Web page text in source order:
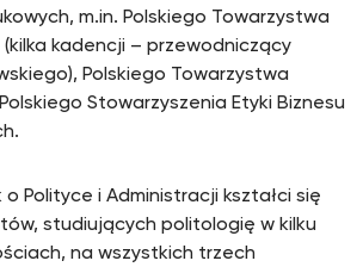
m.in. Polskiego Towarzystwa
(kilka kadencji – przewodniczący
Polskiego Towarzystwa
Stowarzyszenia Etyki Biznesu
Polityce i Administracji kształci się
studiujących politologię w kilku
na wszystkich trzech